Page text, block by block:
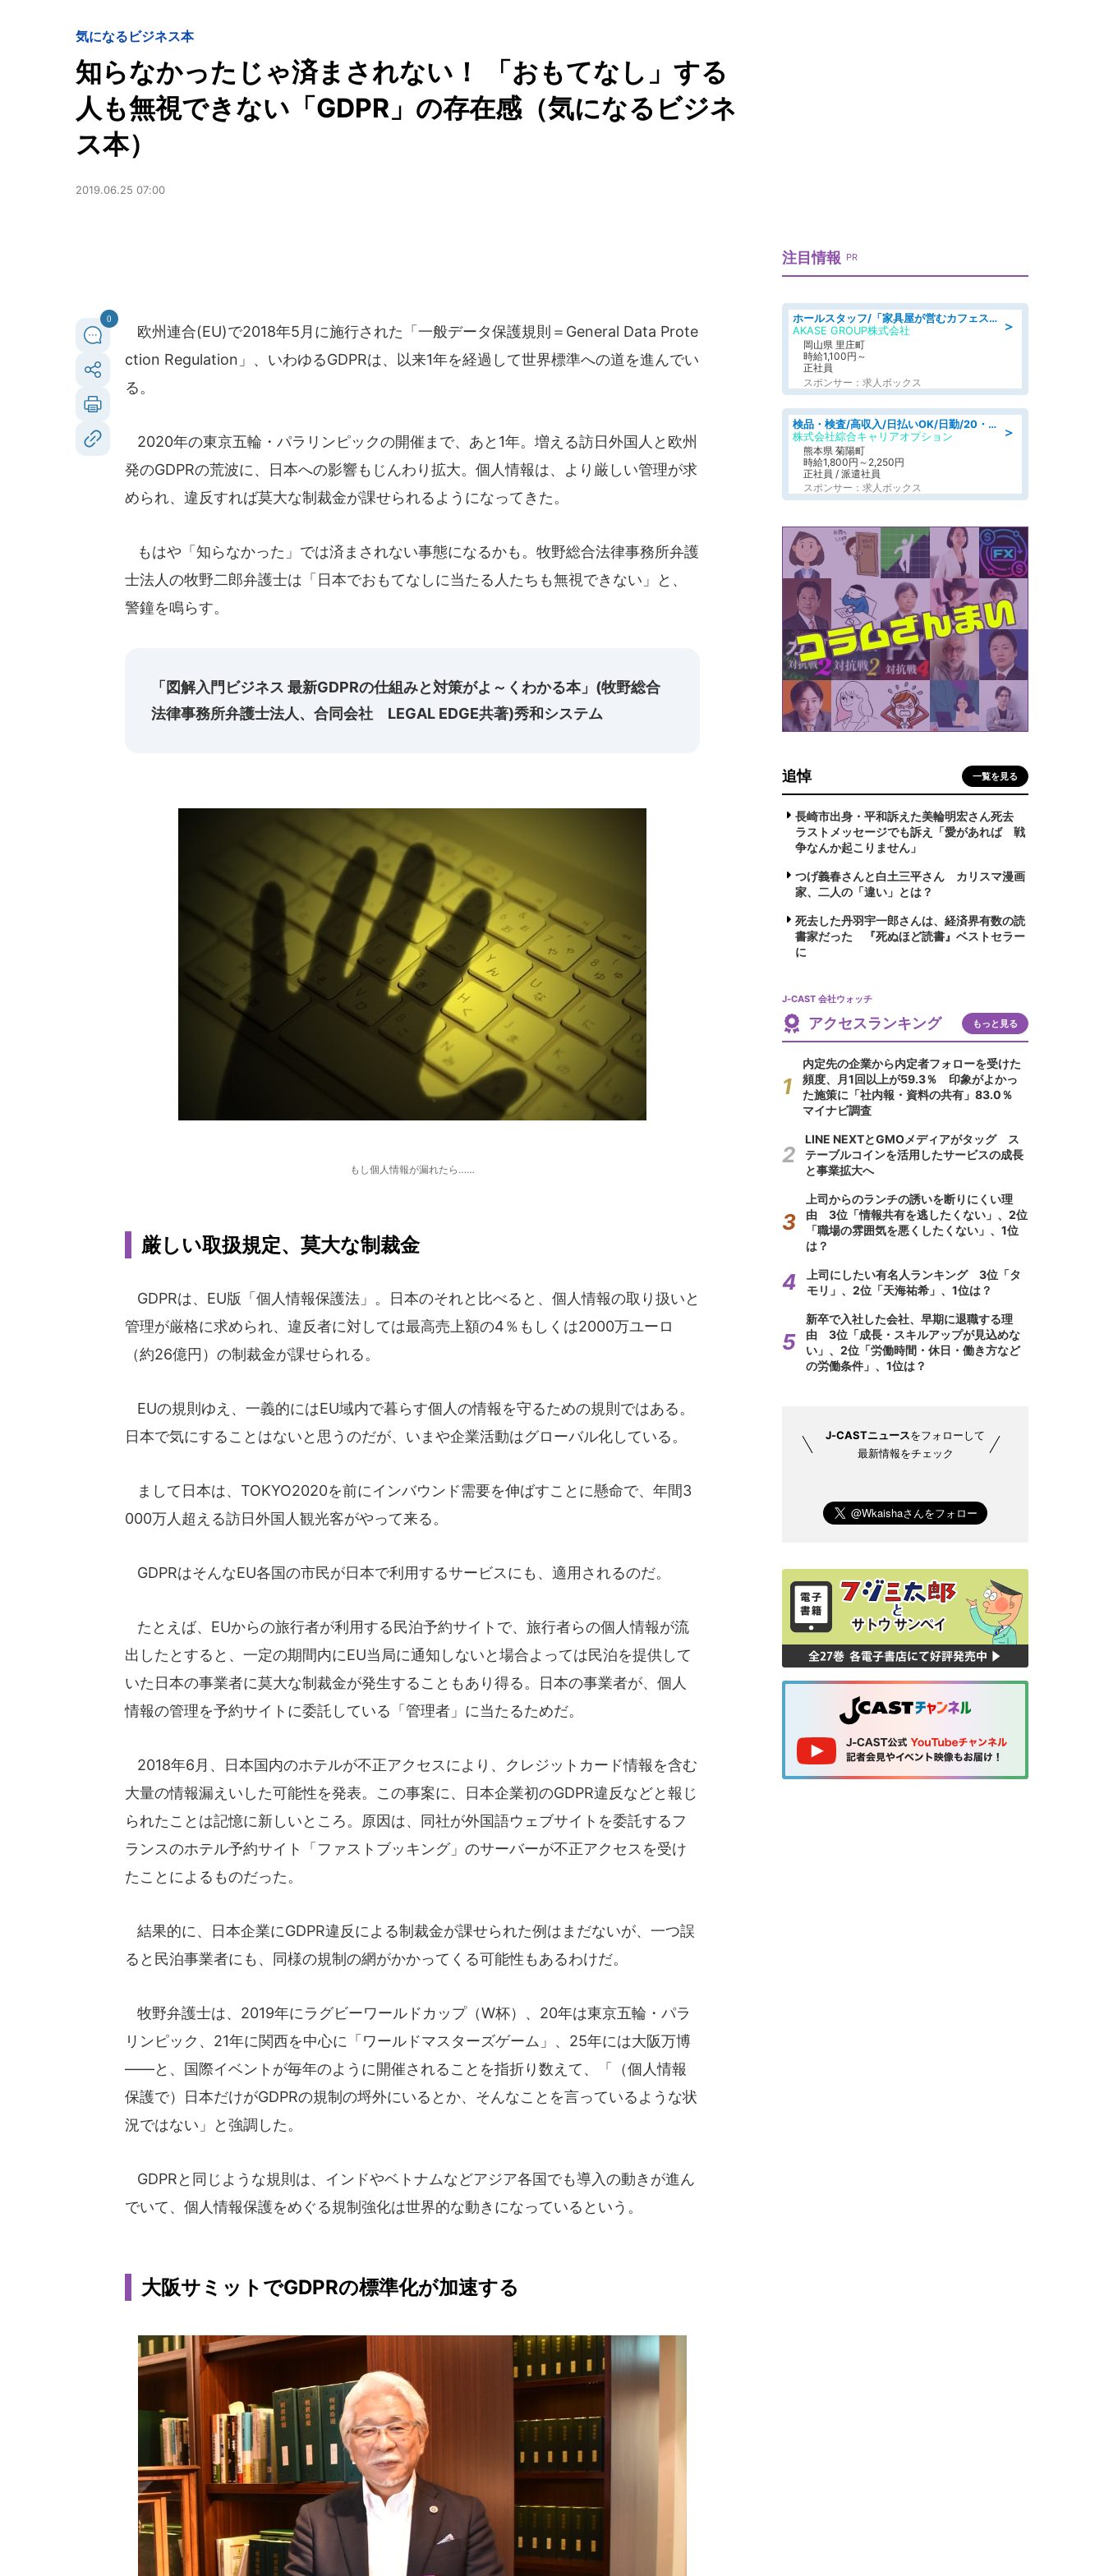
気になるビジネス本
知らなかったじゃ済まされない！ 「おもてなし」する
人も無視できない「GDPR」の存在感（気になるビジネ
ス本）
2019.06.25 07:00
0
欧州連合(EU)で2018年5月に施行された「一般データ保護規則＝General Data Prote
ction Regulation」、いわゆるGDPRは、以来1年を経過して世界標準への道を進んでい
る。
2020年の東京五輪・パラリンピックの開催まで、あと1年。増える訪日外国人と欧州
発のGDPRの荒波に、日本への影響もじんわり拡大。個人情報は、より厳しい管理が求
められ、違反すれば莫大な制裁金が課せられるようになってきた。
もはや「知らなかった」では済まされない事態になるかも。牧野総合法律事務所弁護
士法人の牧野二郎弁護士は「日本でおもてなしに当たる人たちも無視できない」と、
警鐘を鳴らす。
「図解入門ビジネス 最新GDPRの仕組みと対策がよ～くわかる本」(牧野総合
法律事務所弁護士法人、合同会社 LEGAL EDGE共著)秀和システム
もし個人情報が漏れたら……
厳しい取扱規定、莫大な制裁金
GDPRは、EU版「個人情報保護法」。日本のそれと比べると、個人情報の取り扱いと
管理が厳格に求められ、違反者に対しては最高売上額の4％もしくは2000万ユーロ
（約26億円）の制裁金が課せられる。
EUの規則ゆえ、一義的にはEU域内で暮らす個人の情報を守るための規則ではある。
日本で気にすることはないと思うのだが、いまや企業活動はグローバル化している。
まして日本は、TOKYO2020を前にインバウンド需要を伸ばすことに懸命で、年間3
000万人超える訪日外国人観光客がやって来る。
GDPRはそんなEU各国の市民が日本で利用するサービスにも、適用されるのだ。
たとえば、EUからの旅行者が利用する民泊予約サイトで、旅行者らの個人情報が流
出したとすると、一定の期間内にEU当局に通知しないと場合よっては民泊を提供して
いた日本の事業者に莫大な制裁金が発生することもあり得る。日本の事業者が、個人
情報の管理を予約サイトに委託している「管理者」に当たるためだ。
2018年6月、日本国内のホテルが不正アクセスにより、クレジットカード情報を含む
大量の情報漏えいした可能性を発表。この事案に、日本企業初のGDPR違反などと報じ
られたことは記憶に新しいところ。原因は、同社が外国語ウェブサイトを委託するフ
ランスのホテル予約サイト「ファストブッキング」のサーバーが不正アクセスを受け
たことによるものだった。
結果的に、日本企業にGDPR違反による制裁金が課せられた例はまだないが、一つ誤
ると民泊事業者にも、同様の規制の網がかかってくる可能性もあるわけだ。
牧野弁護士は、2019年にラグビーワールドカップ（W杯）、20年は東京五輪・パラ
リンピック、21年に関西を中心に「ワールドマスターズゲーム」、25年には大阪万博
――と、国際イベントが毎年のように開催されることを指折り数えて、「（個人情報
保護で）日本だけがGDPRの規制の埒外にいるとか、そんなことを言っているような状
況ではない」と強調した。
GDPRと同じような規則は、インドやベトナムなどアジア各国でも導入の動きが進ん
でいて、個人情報保護をめぐる規制強化は世界的な動きになっているという。
大阪サミットでGDPRの標準化が加速する
注目情報 PR
＞
ホールスタッフ/「家具屋が営むカフェスタッフ!」週2日～OK!嬉しいまかない付き/岡山県/浅口郡里庄町
AKASE GROUP株式会社
岡山県 里庄町
時給1,100円～
正社員
スポンサー：求人ボックス
＞
検品・検査/高収入/日払いOK/日勤/20・30・40代活躍中/製造 工場
株式会社綜合キャリアオプション
熊本県 菊陽町
時給1,800円～2,250円
正社員 / 派遣社員
スポンサー：求人ボックス
追悼 一覧を見る
長崎市出身・平和訴えた美輪明宏さん死去
ラストメッセージでも訴え「愛があれば 戦
争なんか起こりません」
つげ義春さんと白土三平さん カリスマ漫画
家、二人の「違い」とは？
死去した丹羽宇一郎さんは、経済界有数の読
書家だった 『死ぬほど読書』ベストセラー
に
J-CAST 会社ウォッチ
アクセスランキング もっと見る
内定先の企業から内定者フォローを受けた
頻度、月1回以上が59.3％ 印象がよかっ
た施策に「社内報・資料の共有」83.0％
マイナビ調査
LINE NEXTとGMOメディアがタッグ ス
テーブルコインを活用したサービスの成長
と事業拡大へ
上司からのランチの誘いを断りにくい理
由 3位「情報共有を逃したくない」、2位
「職場の雰囲気を悪くしたくない」、1位
は？
上司にしたい有名人ランキング 3位「タ
モリ」、2位「天海祐希」、1位は？
新卒で入社した会社、早期に退職する理
由 3位「成長・スキルアップが見込めな
い」、2位「労働時間・休日・働き方など
の労働条件」、1位は？
J-CASTニュースをフォローして
最新情報をチェック